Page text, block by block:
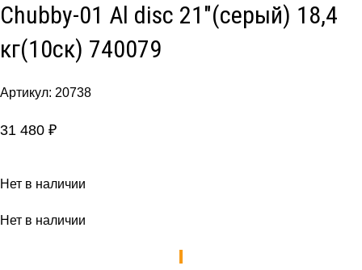
Chubby-01 Al disc 21″(серый) 18,4
кг(10cк) 740079
Артикул: 20738
31 480 ₽
Нет в наличии
Нет в наличии